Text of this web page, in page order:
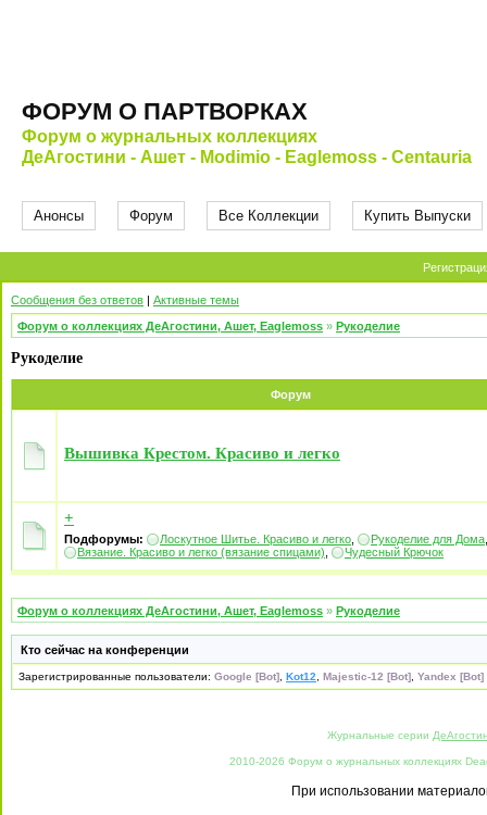
ФОРУМ О ПАРТВОРКАХ
Форум о журнальных коллекциях
ДеАгостини - Ашет - Modimio - Eaglemoss - Centauria
Анонсы Форум Все Коллекции Купить Выпуски
Сообщения без ответов | Активные темы
Форум о коллекциях ДеАгостини, Ашет, Eaglemoss » Рукоделие
Рукоделие
Форум
Вышивка Крестом. Красиво и легко
+
Подфорумы: Лоскутное Шитье. Красиво и легко Рукоделие для Дома
Вязание. Красиво и легко (вязание спицами)
Чудесный Крючок
Форум о коллекциях ДеАгостини, Ашет, Eaglemoss » Рукоделие
Кто сейчас на конференции
Зарегистрированные пользователи: Google [Bot] Kot12 Majestic-12 [Bot] Yandex [Bot]
Журнальные серии
2010-2026 Форум о журнальных коллекциях
При использовании